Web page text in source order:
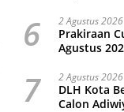
6 2 Agustus 2026
Prakiraan
Agustus
7 2 Agustus 2026
DLH Kota
Calon